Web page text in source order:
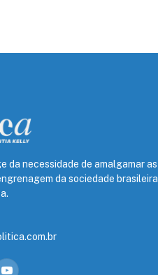
da necessidade de amalgamar as
da sociedade brasileira,